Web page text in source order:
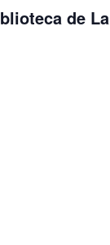
de La